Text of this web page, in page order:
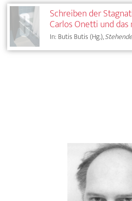
Schreiben der
Carlos Onetti und das
In: Butis Butis (Hg.),